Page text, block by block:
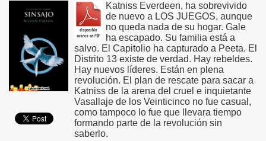
Katniss Everdeen, ha sobrevivido
de nuevo a LOS JUEGOS, aunque
no queda nada de su hogar. Gale
ha escapado. Su familia está a
salvo. El Capitolio ha capturado a Peeta. El
Distrito 13 existe de verdad. Hay rebeldes.
Hay nuevos líderes. Están en plena
revolución. El plan de rescate para sacar a
Katniss de la arena del cruel e inquietante
Vasallaje de los Veinticinco no fue casual,
como tampoco lo fue que llevara tiempo
formando parte de la revolución sin
saberlo.